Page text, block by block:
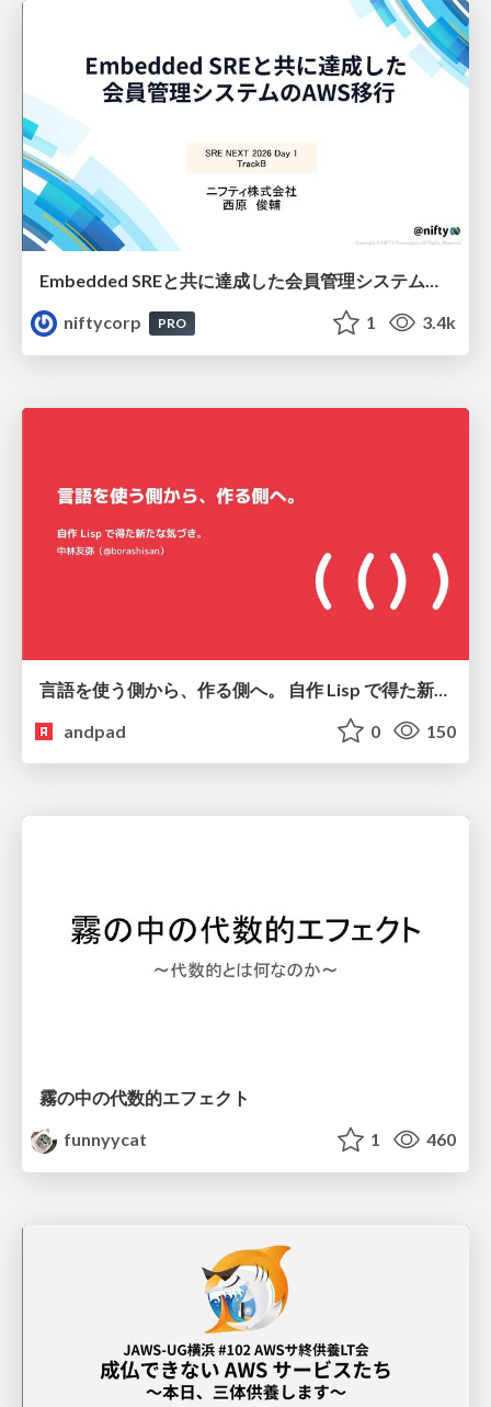
Embedded SREと共に達成した会員管理システムのAWS移行 - SRE NEXT 2026 ランチスポンサーセッション
niftycorp
PRO 1 3.4k
andpad
0 150
霧の中の代数的エフェクト
funnyycat
1 460